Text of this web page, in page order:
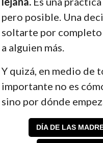
pero posible. Una
soltarte por
a alguien más.
Y quizá, en medio de
importante no es
sino por dónde
DÍA DE LAS